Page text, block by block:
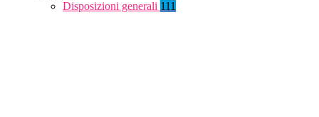
Disposizioni generali 111